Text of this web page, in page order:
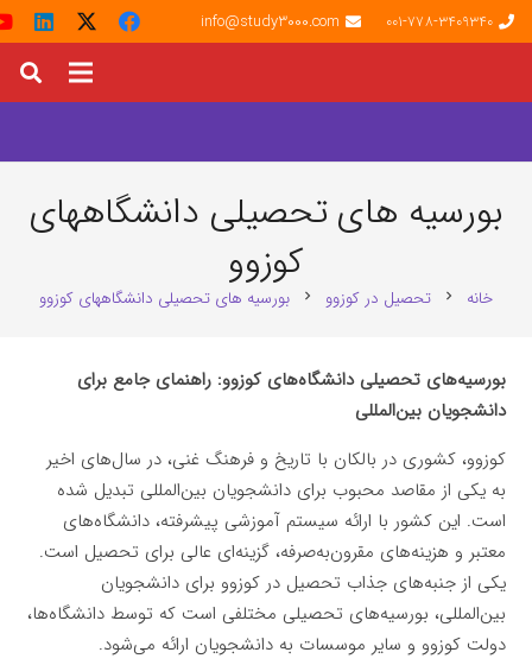
001-778-3409340
info@study3000.com
بورسیه های تحصیلی دانشگاههای
کوزوو
خانه chevron_right تحصیل در کوزوو chevron_right بورسیه های تحصیلی دانشگاههای کوزوو
بورسیه‌های تحصیلی دانشگاه‌های کوزوو: راهنمای جامع برای
دانشجویان بین‌المللی
کوزوو، کشوری در بالکان با تاریخ و فرهنگ غنی، در سال‌های اخیر
به یکی از مقاصد محبوب برای دانشجویان بین‌المللی تبدیل شده
است. این کشور با ارائه سیستم آموزشی پیشرفته، دانشگاه‌های
معتبر و هزینه‌های مقرون‌به‌صرفه، گزینه‌ای عالی برای تحصیل است.
یکی از جنبه‌های جذاب تحصیل در کوزوو برای دانشجویان
بین‌المللی، بورسیه‌های تحصیلی مختلفی است که توسط دانشگاه‌ها،
دولت کوزوو و سایر موسسات به دانشجویان ارائه می‌شود.